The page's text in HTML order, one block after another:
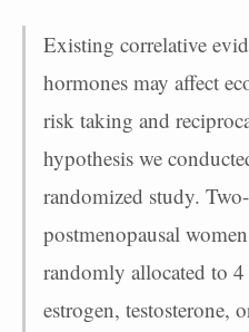
Existing correlative
hormones may affect
risk taking and
hypothesis we
randomized study.
postmenopausal
randomly allocated to
estrogen, testosterone,